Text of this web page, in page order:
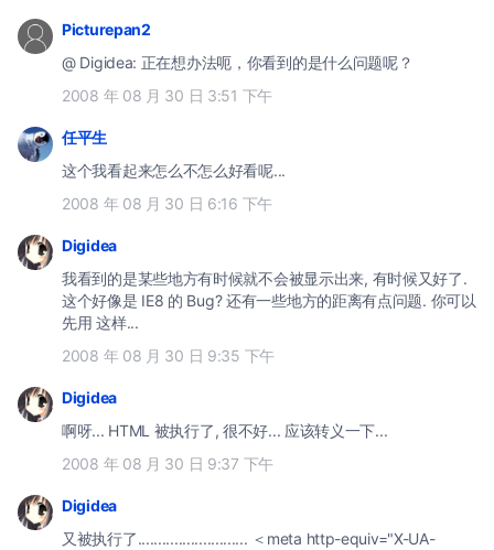
Picturepan2
@ Digidea: 正在想办法呃，你看到的是什么问题呢？
2008 年 08 月 30 日 3:51 下午
任平生
这个我看起来怎么不怎么好看呢...
2008 年 08 月 30 日 6:16 下午
Digidea
我看到的是某些地方有时候就不会被显示出来, 有时候又好了.
这个好像是 IE8 的 Bug? 还有一些地方的距离有点问题. 你可以
先用 这样...
2008 年 08 月 30 日 9:35 下午
Digidea
啊呀... HTML 被执行了, 很不好... 应该转义一下...
2008 年 08 月 30 日 9:37 下午
Digidea
又被执行了........................... ＜meta http-equiv="X-UA-